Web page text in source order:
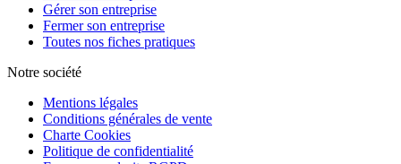
Gérer son entreprise
Fermer son entreprise
Toutes nos fiches pratiques
Notre société
Mentions légales
Conditions générales de vente
Charte Cookies
Politique de confidentialité